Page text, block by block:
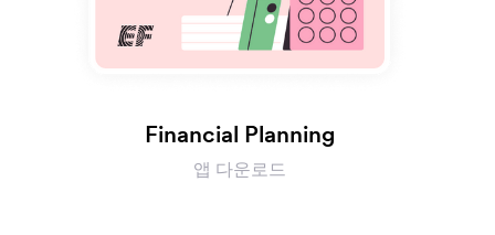
Financial Planning
앱 다운로드